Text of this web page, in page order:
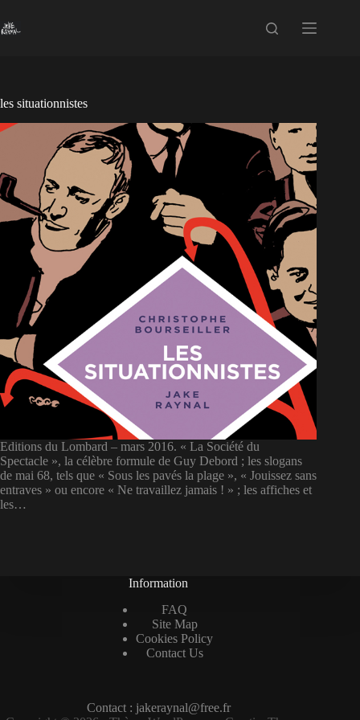
au
contenu
les situationnistes
Editions du Lombard – mars 2016. « La Société du
Spectacle », la célèbre formule de Guy Debord ; les slogans
de mai 68, tels que « Sous les pavés la plage », « Jouissez sans
entraves » ou encore « Ne travaillez jamais ! » ; les affiches et
les…
Information
FAQ
Site Map
Cookies Policy
Contact Us
Contact : jakeraynal@free.fr